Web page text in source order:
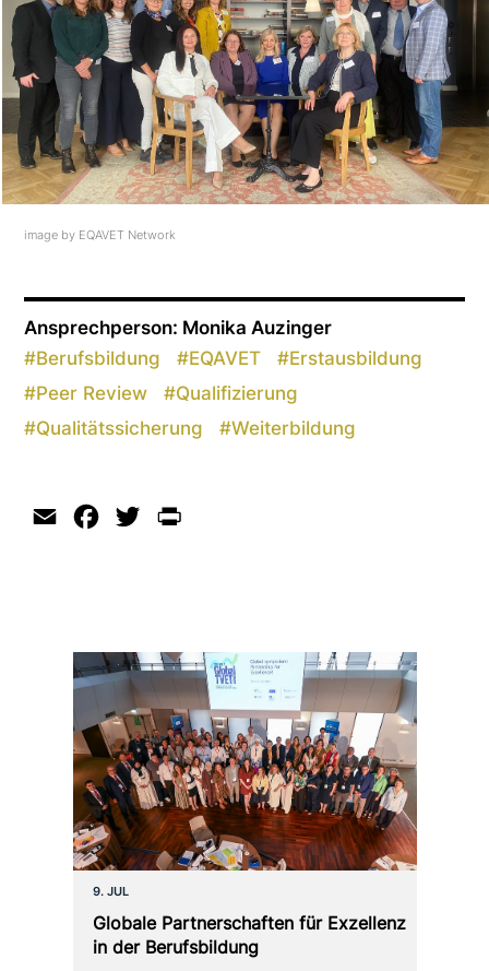
image by EQAVET Network
Ansprechperson: Monika Auzinger
#Berufsbildung #EQAVET #Erstausbildung
#Peer Review #Qualifizierung
#Qualitätssicherung #Weiterbildung
Email Facebook
Twitter
9. JUL
Globale Partnerschaften für Exzellenz
in der Berufsbildung